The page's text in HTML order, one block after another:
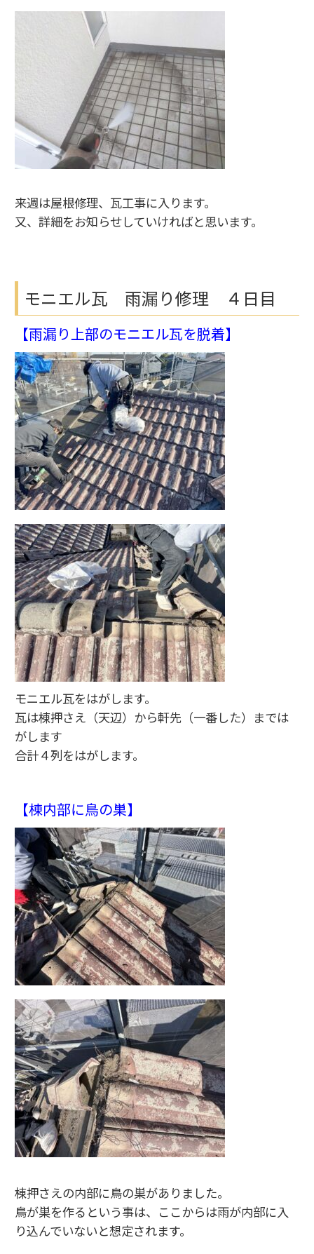
来週は屋根修理、瓦工事に入ります。
又、詳細をお知らせしていければと思います。
モニエル瓦 雨漏り修理 ４日目
【雨漏り上部のモニエル瓦を脱着】
モニエル瓦をはがします。
瓦は棟押さえ（天辺）から軒先（一番した）までは
がします
合計４列をはがします。
【棟内部に鳥の巣】
棟押さえの内部に鳥の巣がありました。
鳥が巣を作るという事は、ここからは雨が内部に入
り込んでいないと想定されます。